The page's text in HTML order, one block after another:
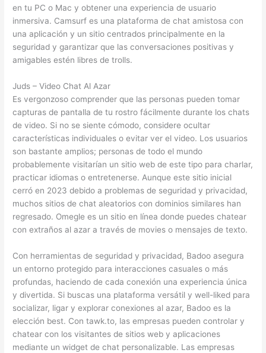
en tu PC o Mac y obtener una experiencia de usuario
inmersiva. Camsurf es una plataforma de chat amistosa con
una aplicación y un sitio centrados principalmente en la
seguridad y garantizar que las conversaciones positivas y
amigables estén libres de trolls.
Juds – Video Chat Al Azar
Es vergonzoso comprender que las personas pueden tomar
capturas de pantalla de tu rostro fácilmente durante los chats
de video. Si no se siente cómodo, considere ocultar
características individuales o evitar ver el video. Los usuarios
son bastante amplios; personas de todo el mundo
probablemente visitarían un sitio web de este tipo para charlar,
practicar idiomas o entretenerse. Aunque este sitio inicial
cerró en 2023 debido a problemas de seguridad y privacidad,
muchos sitios de chat aleatorios con dominios similares han
regresado. Omegle es un sitio en línea donde puedes chatear
con extraños al azar a través de movies o mensajes de texto.
Con herramientas de seguridad y privacidad, Badoo asegura
un entorno protegido para interacciones casuales o más
profundas, haciendo de cada conexión una experiencia única
y divertida. Si buscas una plataforma versátil y well-liked para
socializar, ligar y explorar conexiones al azar, Badoo es la
elección best. Con tawk.to, las empresas pueden controlar y
chatear con los visitantes de sitios web y aplicaciones
mediante un widget de chat personalizable. Las empresas